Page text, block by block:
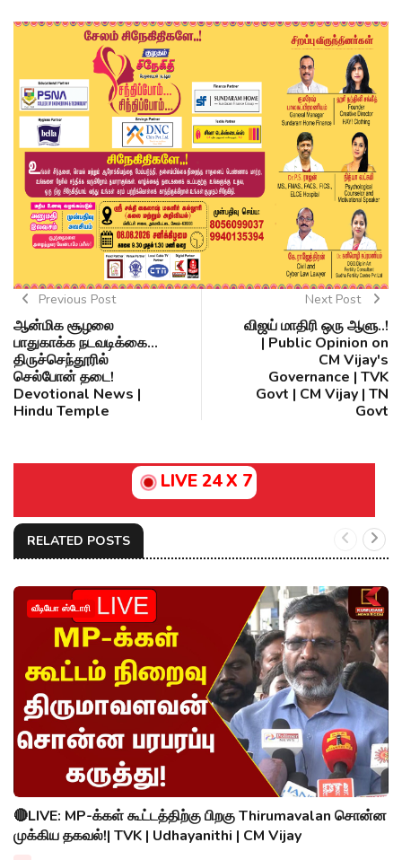
Previous Post
ஆன்மிக சூழலை
பாதுகாக்க நடவடிக்கை...
திருச்செந்தூரில்
செல்போன் தடை!
Devotional News |
Hindu Temple
Next Post
விஜய் மாதிரி ஒரு ஆளு..!
| Public Opinion on
CM Vijay's
Governance | TVK
Govt | CM Vijay | TN
Govt
LIVE 24 X 7
RELATED POSTS
வீடியோ ஸ்டோரி
🔴LIVE: MP-க்கள் கூட்டத்திற்கு பிறகு Thirumavalan சொன்ன
முக்கிய தகவல்!| TVK | Udhayanithi | CM Vijay